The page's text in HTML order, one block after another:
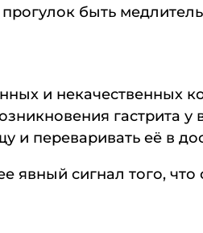
быть
и некачественных
гастрита у
и переваривать её в
явный сигнал того,